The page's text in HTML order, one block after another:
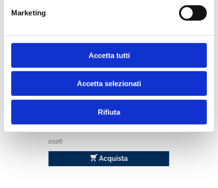
Marketing
Accetta tutti
Accetta selezionati
Rifiuta
Ti potrebbe interessare anche
Bancaria
2026
Acquista